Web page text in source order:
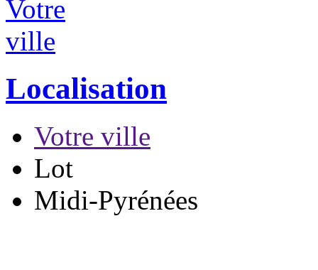
Localisation
Votre ville
Lot
Midi-Pyrénées